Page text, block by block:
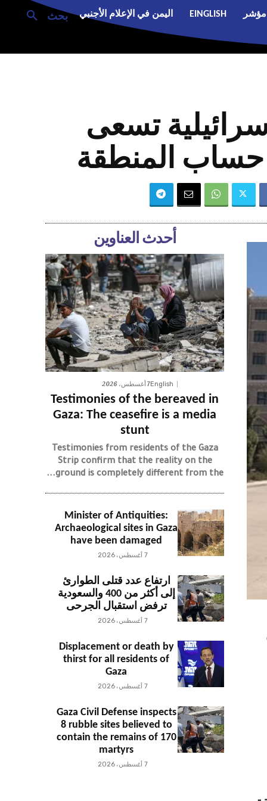
بحث مؤشر EINGLISH اليمن في الإعلام الأجنبي
تسعى
المنطقة
أحدث العناوين
English7 أغسطس، 2026
Testimonies of the bereaved in
Gaza: The ceasefire is a media
stunt
Testimonies from residents of the Gaza
Strip confirm that the reality on the
ground is completely different from the...
Minister of Antiquities:
Archaeological sites in Gaza
have been damaged
7 أغسطس، 2026
ارتفاع عدد قتلى الطوارئ
إلى أكثر من 400 والسعودية
ترفض استقبال الجرحى
7 أغسطس، 2026
Displacement or death by
thirst for all residents of
Gaza
7 أغسطس، 2026
Gaza Civil Defense inspects
8 rubble sites believed to
contain the remains of 170
martyrs
7 أغسطس، 2026